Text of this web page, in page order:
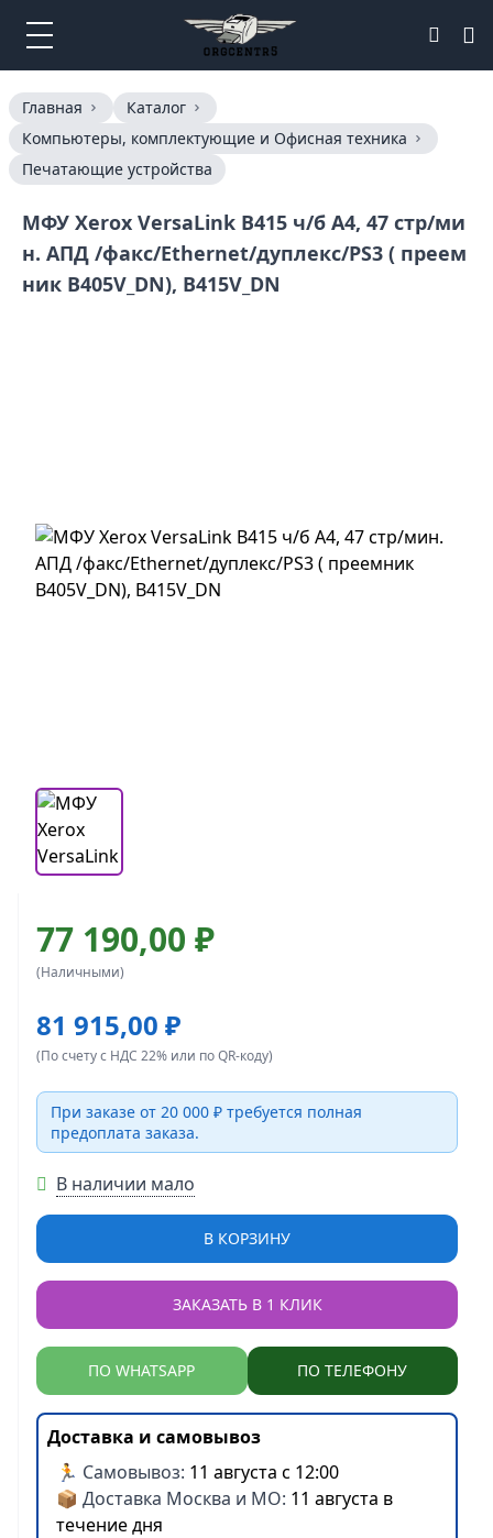
Главная
Каталог
Компьютеры, комплектующие и Офисная техника
Печатающие устройства
МФУ Xerox VersaLink B415 ч/б A4, 47 стр/ми
н. АПД /факс/Ethernet/дуплекс/PS3 ( преем
ник B405V_DN), B415V_DN
77 190,00 ₽
(Наличными)
81 915,00 ₽
(По счету с НДС 22% или по QR-коду)
При заказе от 20 000 ₽ требуется полная
предоплата заказа.
В наличии мало
В КОРЗИНУ
ЗАКАЗАТЬ В 1 КЛИК
ПО WHATSAPP ПО ТЕЛЕФОНУ
Доставка и самовывоз
🏃 Самовывоз: 11 августа с 12:00
📦 Доставка Москва и МО: 11 августа в
течение дня